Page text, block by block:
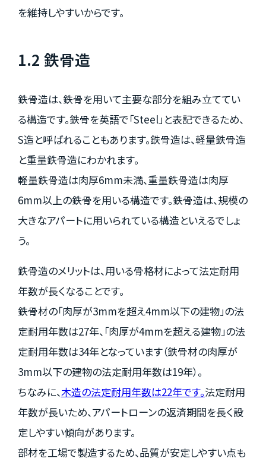
を維持しやすいからです。
1.2 鉄骨造
鉄骨造は、鉄骨を用いて主要な部分を組み立ててい
る構造です。鉄骨を英語で「Steel」と表記できるため、
S造と呼ばれることもあります。鉄骨造は、軽量鉄骨造
と重量鉄骨造にわかれます。
軽量鉄骨造は肉厚6mm未満、重量鉄骨造は肉厚
6mm以上の鉄骨を用いる構造です。鉄骨造は、規模の
大きなアパートに用いられている構造といえるでしょ
う。
鉄骨造のメリットは、用いる骨格材によって法定耐用
年数が長くなることです。
鉄骨材の「肉厚が3mmを超え4mm以下の建物」の法
定耐用年数は27年、「肉厚が4mmを超える建物」の法
定耐用年数は34年となっています（鉄骨材の肉厚が
3mm以下の建物の法定耐用年数は19年）。
ちなみに、木造の法定耐用年数は22年です。法定耐用
年数が長いため、アパートローンの返済期間を長く設
定しやすい傾向があります。
部材を工場で製造するため、品質が安定しやすい点も